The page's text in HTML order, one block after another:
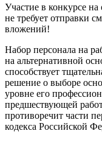
Участие в конкурсе
не требует отправки
вложений!
Набор персонала на
на альтернативной
способствует
решение о выборе
уровне его
предшествующей
противоречит части
кодекса Российской